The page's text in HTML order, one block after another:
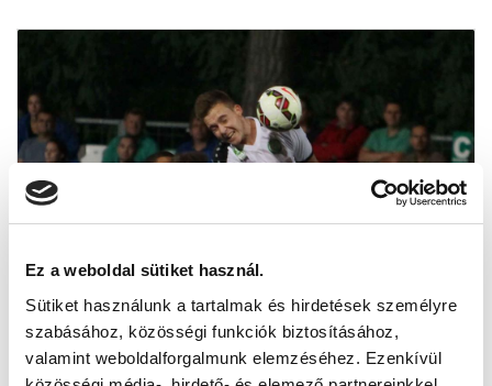
Ez a weboldal sütiket használ.
Sütiket használunk a tartalmak és hirdetések személyre
szabásához, közösségi funkciók biztosításához,
valamint weboldalforgalmunk elemzéséhez. Ezenkívül